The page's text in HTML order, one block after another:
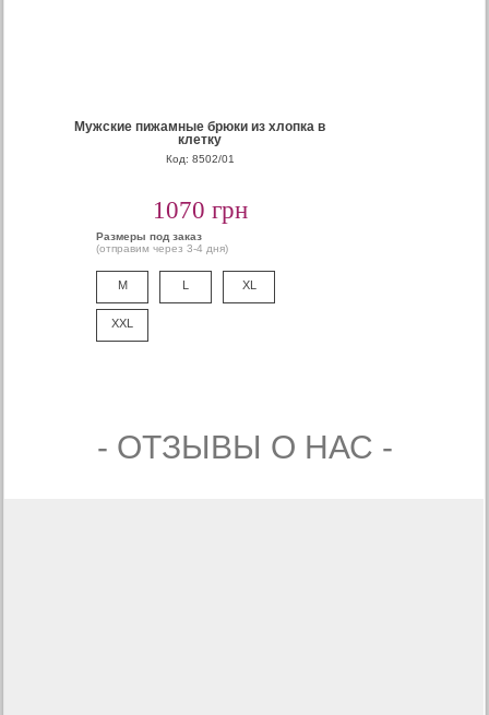
Мужские пижамные брюки из хлопка в
клетку
Код: 8502/01
1070 грн
Размеры под заказ
(отправим через 3-4 дня)
M L XL
XXL
- ОТЗЫВЫ О НАС -